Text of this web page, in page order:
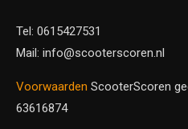
Tel: 0615427531
Mail: info@scooterscoren.nl
Voorwaarden ScooterScoren
63616874